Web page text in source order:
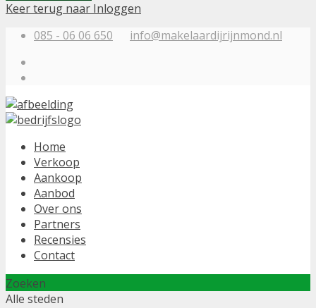
Keer terug naar Inloggen
085 - 06 06 650
info@makelaardijrijnmond.nl
Home
Verkoop
Aankoop
Aanbod
Over ons
Partners
Recensies
Contact
Zoeken
Alle steden